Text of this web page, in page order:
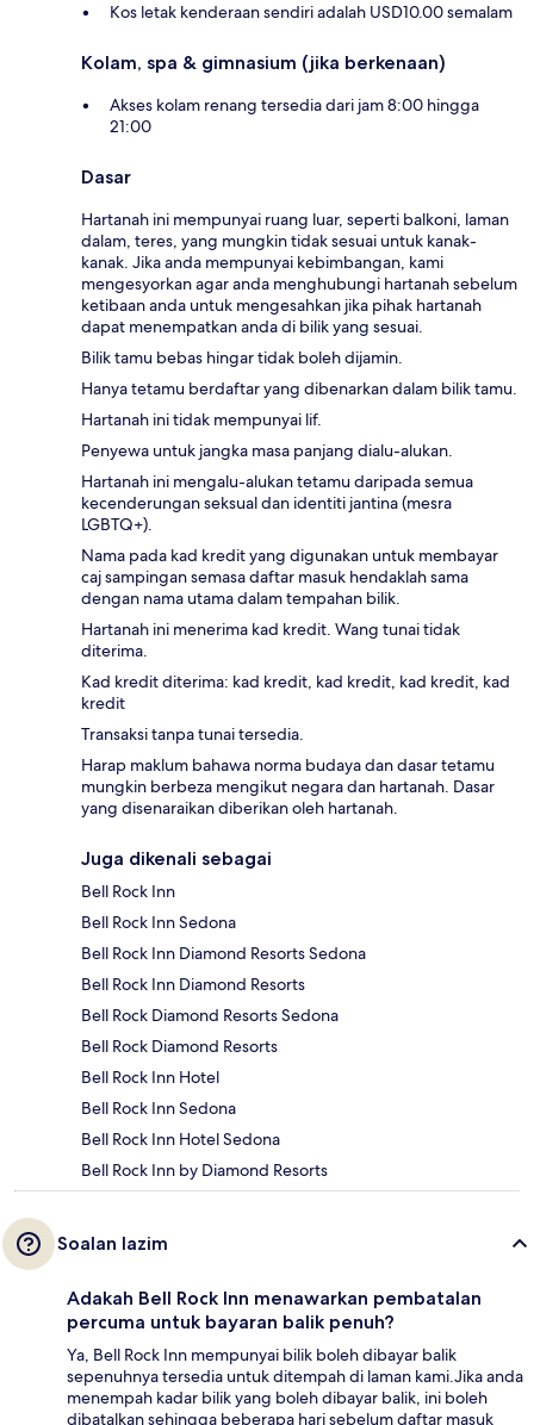
Kos letak kenderaan sendiri adalah USD10.00 semalam
Kolam, spa & gimnasium (jika berkenaan)
Akses kolam renang tersedia dari jam 8:00 hingga
21:00
Dasar
Hartanah ini mempunyai ruang luar, seperti balkoni, laman
dalam, teres, yang mungkin tidak sesuai untuk kanak-
kanak. Jika anda mempunyai kebimbangan, kami
mengesyorkan agar anda menghubungi hartanah sebelum
ketibaan anda untuk mengesahkan jika pihak hartanah
dapat menempatkan anda di bilik yang sesuai.
Bilik tamu bebas hingar tidak boleh dijamin.
Hanya tetamu berdaftar yang dibenarkan dalam bilik tamu.
Hartanah ini tidak mempunyai lif.
Penyewa untuk jangka masa panjang dialu-alukan.
Hartanah ini mengalu-alukan tetamu daripada semua
kecenderungan seksual dan identiti jantina (mesra
LGBTQ+).
Nama pada kad kredit yang digunakan untuk membayar
caj sampingan semasa daftar masuk hendaklah sama
dengan nama utama dalam tempahan bilik.
Hartanah ini menerima kad kredit. Wang tunai tidak
diterima.
Kad kredit diterima: kad kredit, kad kredit, kad kredit, kad
kredit
Transaksi tanpa tunai tersedia.
Harap maklum bahawa norma budaya dan dasar tetamu
mungkin berbeza mengikut negara dan hartanah. Dasar
yang disenaraikan diberikan oleh hartanah.
Juga dikenali sebagai
Bell Rock Inn
Bell Rock Inn Sedona
Bell Rock Inn Diamond Resorts Sedona
Bell Rock Inn Diamond Resorts
Bell Rock Diamond Resorts Sedona
Bell Rock Diamond Resorts
Bell Rock Inn Hotel
Bell Rock Inn Sedona
Bell Rock Inn Hotel Sedona
Bell Rock Inn by Diamond Resorts
Soalan lazim
Adakah Bell Rock Inn menawarkan pembatalan
percuma untuk bayaran balik penuh?
Ya, Bell Rock Inn mempunyai bilik boleh dibayar balik
sepenuhnya tersedia untuk ditempah di laman kami.Jika anda
menempah kadar bilik yang boleh dibayar balik, ini boleh
dibatalkan sehingga beberapa hari sebelum daftar masuk